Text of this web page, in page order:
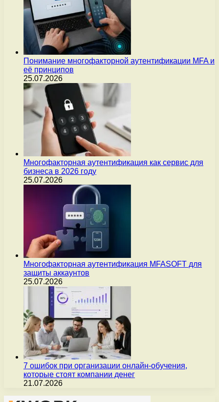
Понимание многофакторной аутентификации MFA и
её принципов
25.07.2026
Многофакторная аутентификация как сервис для
бизнеса в 2026 году
25.07.2026
Многофакторная аутентификация MFASOFT для
защиты аккаунтов
25.07.2026
7 ошибок при организации онлайн-обучения,
которые стоят компании денег
21.07.2026